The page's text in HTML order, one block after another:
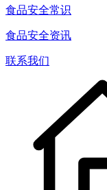
食品安全常识
食品安全资讯
联系我们